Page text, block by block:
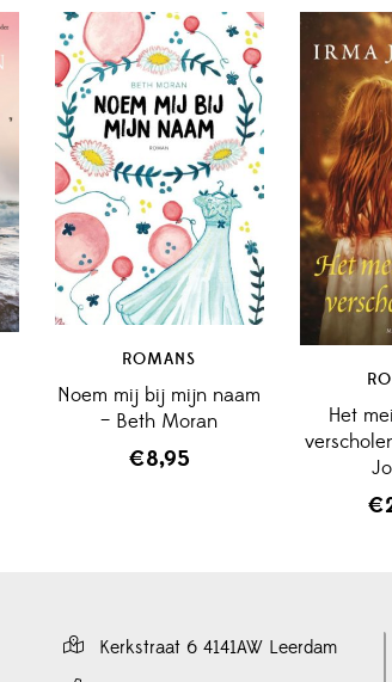
ROMANS
Noem mij bij mijn naam
– Beth Moran
€8,95
Het
€
Kerkstraat 6 4141AW Leerdam